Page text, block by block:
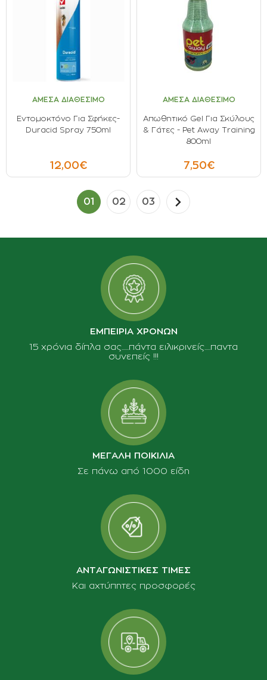
ΑΜΕΣΑ ΔΙΑΘΕΣΙΜΟ
Εντομοκτόνο Για Σφήκες-
Duracid Spray 750ml
12,00€
ΑΜΕΣΑ ΔΙΑΘΕΣΙΜΟ
Aπωθητικό Gel Για Σκύλους
& Γάτες - Pet Away Training
800ml
7,50€
01 02 03
ΕΜΠΕΙΡΙΑ ΧΡΟΝΩΝ
15 χρόνια δίπλα σας......πάντα ειλικρινείς.....παντα
συνεπείς !!!
ΜΕΓΑΛΗ ΠΟΙΚΙΛΙΑ
Σε πάνω από 1000 είδη
ΑΝΤΑΓΩΝΙΣΤΙΚΕΣ ΤΙΜΕΣ
Και αχτύπητες προσφορές